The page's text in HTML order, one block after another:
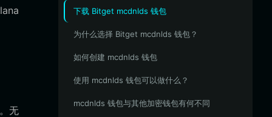
无
下载 Bitget mcdnlds 钱包
为什么选择 Bitget mcdnlds 钱包？
如何创建 mcdnlds 钱包
使用 mcdnlds 钱包可以做什么？
mcdnlds 钱包与其他加密钱包有何不同